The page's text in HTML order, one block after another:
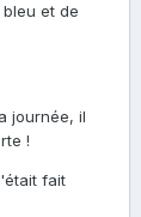
et de
journée, il
!
fait